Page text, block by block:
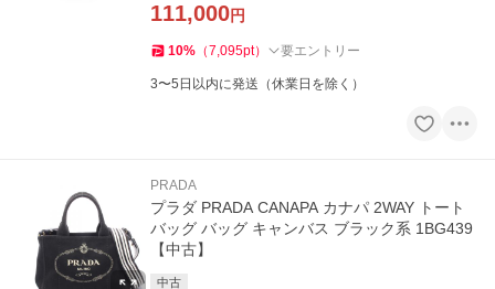
111,000円
10% （7,095pt） 要エントリー
3〜5日以内に発送（休業日を除く）
PRADA
プラダ PRADA CANAPA カナパ 2WAY トート
バッグ バッグ キャンバス ブラック系 1BG439
【中古】
中古